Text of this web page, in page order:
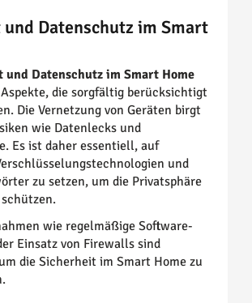
Datenschutz im Smart
und Datenschutz im Smart Home
die sorgfältig berücksichtigt
Die Vernetzung von Geräten birgt
wie Datenlecks und
Es ist daher essentiell, auf
und
zu setzen, um die Privatsphäre
wie regelmäßige Software-
Einsatz von Firewalls sind
die Sicherheit im Smart Home zu